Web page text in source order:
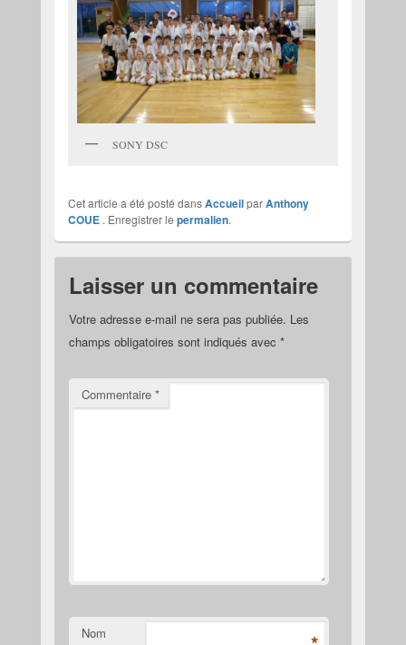
SONY DSC
Cet article a été posté dansAccueilparAnthony
COUE. Enregistrer le permalien.
Laisser un commentaire
Votre adresse e-mail ne sera pas publiée. Les
champs obligatoires sont indiqués avec *
Commentaire *
Nom